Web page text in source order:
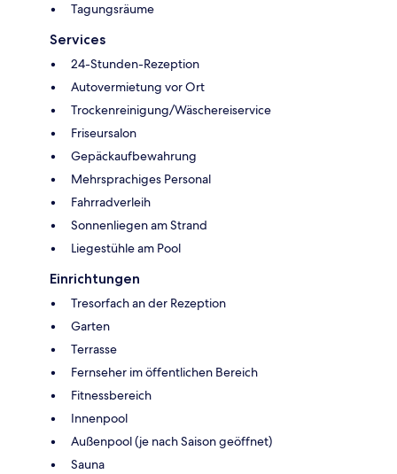
Tagungsräume
Services
24-Stunden-Rezeption
Autovermietung vor Ort
Trockenreinigung/Wäschereiservice
Friseursalon
Gepäckaufbewahrung
Mehrsprachiges Personal
Fahrradverleih
Sonnenliegen am Strand
Liegestühle am Pool
Einrichtungen
Tresorfach an der Rezeption
Garten
Terrasse
Fernseher im öffentlichen Bereich
Fitnessbereich
Innenpool
Außenpool (je nach Saison geöffnet)
Sauna